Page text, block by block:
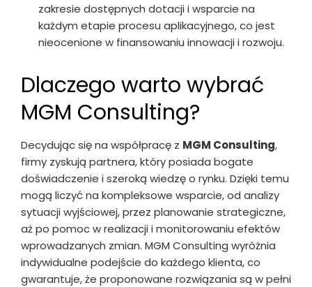
zakresie dostępnych dotacji i wsparcie na
każdym etapie procesu aplikacyjnego, co jest
nieocenione w finansowaniu innowacji i rozwoju.
Dlaczego warto wybrać
MGM Consulting?
Decydując się na współpracę z MGM Consulting,
firmy zyskują partnera, który posiada bogate
doświadczenie i szeroką wiedzę o rynku. Dzięki temu
mogą liczyć na kompleksowe wsparcie, od analizy
sytuacji wyjściowej, przez planowanie strategiczne,
aż po pomoc w realizacji i monitorowaniu efektów
wprowadzanych zmian. MGM Consulting wyróżnia
indywidualne podejście do każdego klienta, co
gwarantuje, że proponowane rozwiązania są w pełni